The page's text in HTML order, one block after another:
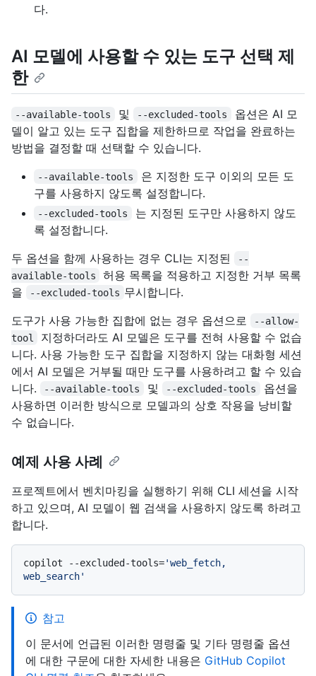
다.
AI 모델에 사용할 수 있는 도구 선택 제
한
--available-tools 및 --excluded-tools
옵션은 AI 모
델이 알고 있는 도구 집합을 제한하므로 작업을 완료하는
방법을 결정할 때 선택할 수 있습니다.
--available-tools
은 지정한 도구 이외의 모든 도
구를 사용하지 않도록 설정합니다.
--excluded-tools
는 지정된 도구만 사용하지 않도
록 설정합니다.
두 옵션을 함께 사용하는 경우 CLI는 지정된
--
available-tools
허용 목록을 적용하고 지정한 거부 목록
을
--excluded-tools 무시합니다.
도구가 사용 가능한 집합에 없는 경우 옵션으로
--allow-
tool
지정하더라도 AI 모델은 도구를 전혀 사용할 수 없습
니다. 사용 가능한 도구 집합을 지정하지 않는 대화형 세션
에서 AI 모델은 거부될 때만 도구를 사용하려고 할 수 있습
니다.
--available-tools 및 --excluded-tools
옵션을
사용하면 이러한 방식으로 모델과의 상호 작용을 낭비할
수 없습니다.
예제 사용 사례
프로젝트에서 벤치마킹을 실행하기 위해 CLI 세션을 시작
하고 있으며, AI 모델이 웹 검색을 사용하지 않도록 하려고
합니다.
copilot --excluded-tools='web_fetch,
web_search'
참고
이 문서에 언급된 이러한 명령줄 및 기타 명령줄 옵션
에 대한 구문에 대한 자세한 내용은 GitHub Copilot